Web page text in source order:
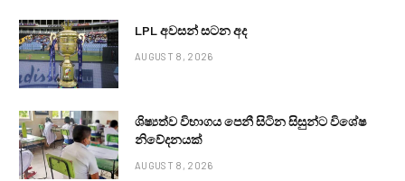
LPL අවසන් සටන අද
AUGUST 8, 2026
ශිෂ්‍යත්ව විභාගය පෙනී සිටින සිසුන්ට විශේෂ
නිවේදනයක්
AUGUST 8, 2026